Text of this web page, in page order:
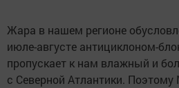
Жара в нашем регионе
июле-августе антициклоном-
пропускает к нам влажный и
с Северной Атлантики. Поэтому